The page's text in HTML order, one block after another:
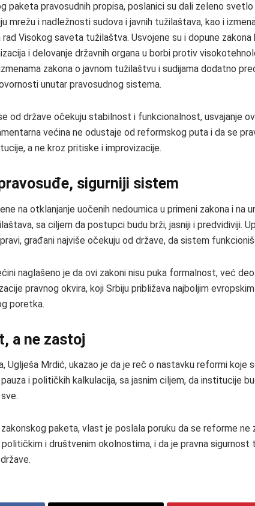
paketa pravosudnih propisa, poslanici su dali zeleno svetlo
mrežu i nadležnosti sudova i javnih tužilaštava, kao i
rad Visokog saveta tužilaštva. Usvojene su i dopune zakona
i delovanje državnih organa u borbi protiv
zakona o javnom tužilaštvu i sudijama dodatno
unutar pravosudnog sistema.
od države očekuju stabilnost i funkcionalnost, usvajanje
većina ne odustaje od reformskog puta i da se
a ne kroz pritiske i improvizacije.
sigurniji sistem
na otklanjanje uočenih nedoumica u primeni zakona i na
sa ciljem da postupci budu brži, jasniji i predvidiviji.
građani najviše očekuju od države, da sistem
naglašeno je da ovi zakoni nisu puka formalnost, već
pravnog okvira, koji Srbiju približava najboljim
poretka.
a ne zastoj
Uglješa Mrdić, ukazao je da je reč o nastavku reformi koje
i političkih kalkulacija, sa jasnim ciljem, da institucije
paketa, vlast je poslala poruku da se reforme ne
i društvenim okolnostima, i da je pravna sigurnost